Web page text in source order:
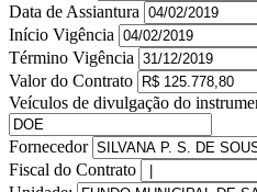
Data de Assiantura
Início Vigência
Término Vigência
Valor do Contrato
Veículos de divulgação do
Fornecedor
Fiscal do Contrato